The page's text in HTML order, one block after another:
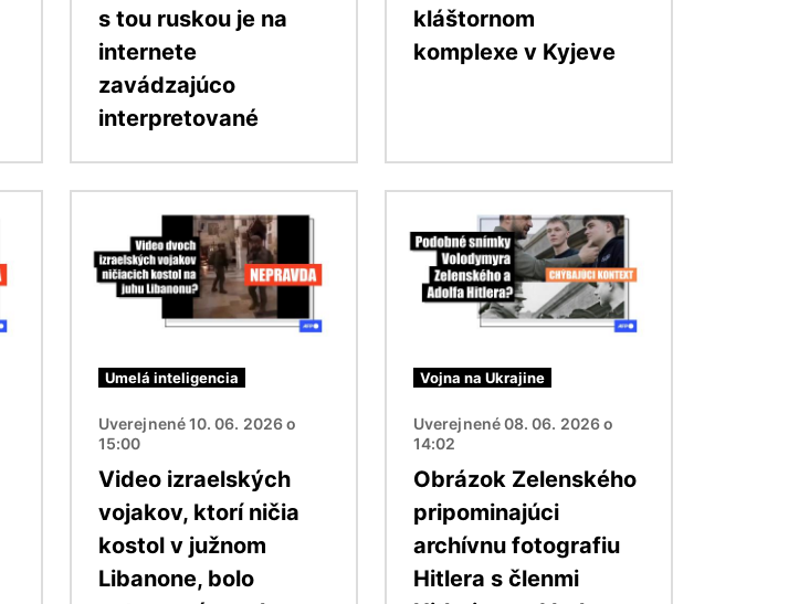
s tou ruskou je na
internete
zavádzajúco
interpretované
kláštornom
komplexe v Kyjeve
Umelá inteligencia
Uverejnené 10. 06. 2026 o
15:00
Video izraelských
vojakov, ktorí ničia
kostol v južnom
Libanone, bolo
Vojna na Ukrajine
Uverejnené 08. 06. 2026 o
14:02
Obrázok Zelenského
pripominajúci
archívnu fotografiu
Hitlera s členmi